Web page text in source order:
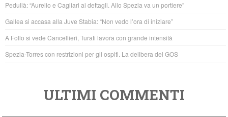
o
k
p
Pedullà: “Aurelio e Cagliari ai dettagli. Allo Spezia va un portiere”
Gallea si accasa alla Juve Stabia: “Non vedo l’ora di iniziare”
A Follo si vede Cancellieri, Turati lavora con grande intensità
Spezia-Torres con restrizioni per gli ospiti. La delibera del GOS
ULTIMI COMMENTI